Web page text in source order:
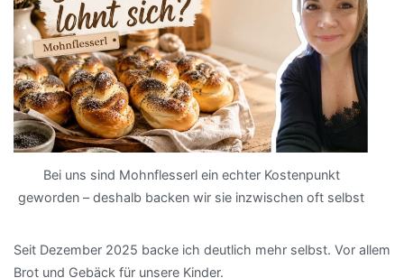
Bei uns sind Mohnflesserl ein echter Kostenpunkt
geworden – deshalb backen wir sie inzwischen oft selbst
Seit Dezember 2025 backe ich deutlich mehr selbst. Vor allem
Brot und Gebäck für unsere Kinder.